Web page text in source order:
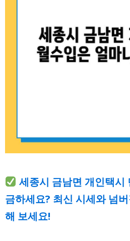
세종시 금남면 개인택시
금하세요? 최신 시세와 넘
해 보세요!